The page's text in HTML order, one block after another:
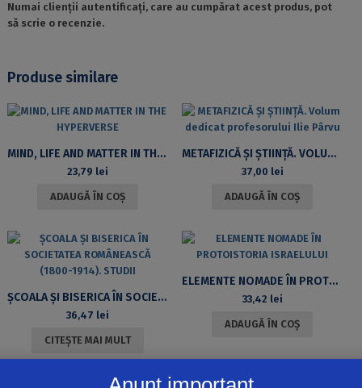
Numai clienții autentificați, care au cumpărat acest produs, pot
să scrie o recenzie.
Produse similare
MIND, LIFE AND MATTER IN THE HYPERVERSE
23,79 lei
ADAUGĂ ÎN COȘ
METAFIZICĂ ȘI ȘTIINȚĂ. VOLUM DEDICAT PROFESORULUI ILIE PÂRVU
37,00 lei
ADAUGĂ ÎN COȘ
ȘCOALA ȘI BISERICA ÎN SOCIETATEA ROMÂNEASCĂ (1800-1914). STUDII
36,47 lei
CITEȘTE MAI MULT
ELEMENTE NOMADE ÎN PROTOISTORIA ISRAELULUI
33,42 lei
ADAUGĂ ÎN COȘ